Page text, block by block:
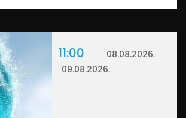
11:00
08.08.2026.
09.08.2026.